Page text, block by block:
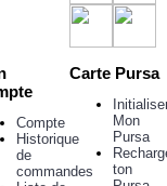
Compte
Historique
de
commandes
Carte Pursa
Mon
Pursa
ton